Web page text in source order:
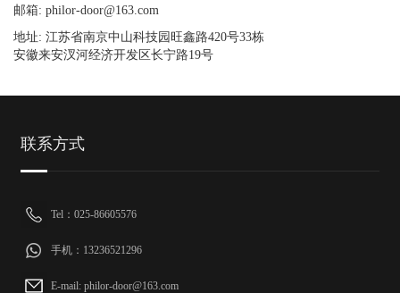
邮箱: philor-door@163.com
地址: 江苏省南京中山科技园旺鑫路420号33栋
安徽来安汊河经济开发区长宁路19号
联系方式
Tel：025-86605576
手机：13236521296
E-mail: philor-door@163.com